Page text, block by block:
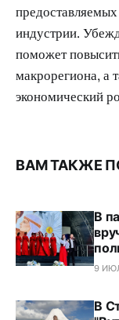
индустрии.
поможет
макрорегиона, а
экономический
ВАМ ТАКЖЕ
В
9
В